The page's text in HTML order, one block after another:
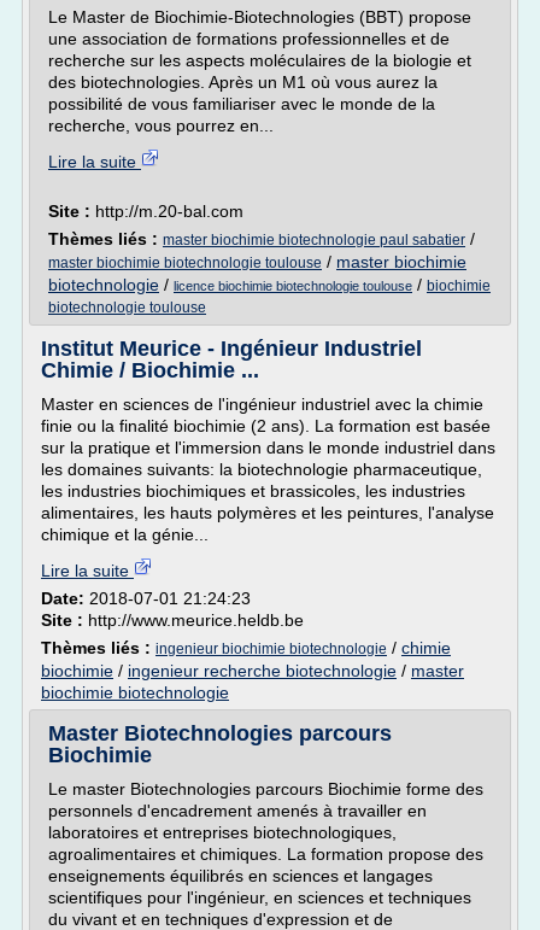
Le Master de Biochimie-Biotechnologies (BBT) propose
une association de formations professionnelles et de
recherche sur les aspects moléculaires de la biologie et
des biotechnologies. Après un M1 où vous aurez la
possibilité de vous familiariser avec le monde de la
recherche, vous pourrez en...
Lire la suite
Site : http://m.20-bal.com
Thèmes liés : master biochimie biotechnologie paul sabatier /
master biochimie biotechnologie toulouse / master biochimie
biotechnologie / licence biochimie biotechnologie toulouse / biochimie
biotechnologie toulouse
Institut Meurice - Ingénieur Industriel
Chimie / Biochimie ...
Master en sciences de l'ingénieur industriel avec la chimie
finie ou la finalité biochimie (2 ans). La formation est basée
sur la pratique et l'immersion dans le monde industriel dans
les domaines suivants: la biotechnologie pharmaceutique,
les industries biochimiques et brassicoles, les industries
alimentaires, les hauts polymères et les peintures, l'analyse
chimique et la génie...
Lire la suite
Date: 2018-07-01 21:24:23
Site : http://www.meurice.heldb.be
Thèmes liés : ingenieur biochimie biotechnologie / chimie
biochimie / ingenieur recherche biotechnologie / master
biochimie biotechnologie
Master Biotechnologies parcours
Biochimie
Le master Biotechnologies parcours Biochimie forme des
personnels d'encadrement amenés à travailler en
laboratoires et entreprises biotechnologiques,
agroalimentaires et chimiques. La formation propose des
enseignements équilibrés en sciences et langages
scientifiques pour l'ingénieur, en sciences et techniques
du vivant et en techniques d'expression et de